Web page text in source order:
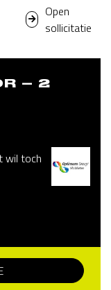
Open
sollicitatie
– 2
wil toch